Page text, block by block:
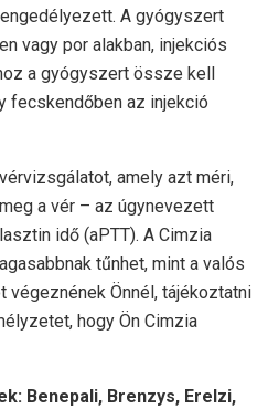
A gyógyszert
vagy por alakban, injekciós
a gyógyszert össze kell
fecskendőben az injekció
amely azt méri,
a vér – az úgynevezett
idő (aPTT). A Cimzia
tűnhet, mint a valós
Önnél, tájékoztatni
hogy Ön Cimzia
Benepali, Brenzys, Erelzi,